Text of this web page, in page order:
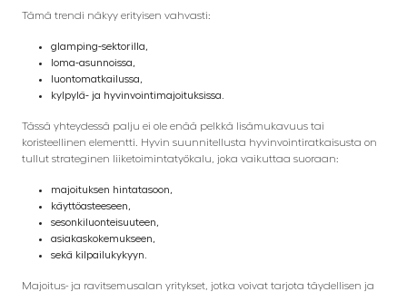
Tämä trendi näkyy erityisen vahvasti:
glamping-sektorilla,
loma-asunnoissa,
luontomatkailussa,
kylpylä- ja hyvinvointimajoituksissa.
Tässä yhteydessä palju ei ole enää pelkkä lisämukavuus tai
koristeellinen elementti. Hyvin suunnitellusta hyvinvointiratkaisusta on
tullut strateginen liiketoimintatyökalu, joka vaikuttaa suoraan:
majoituksen hintatasoon,
käyttöasteeseen,
sesonkiluonteisuuteen,
asiakaskokemukseen,
sekä kilpailukykyyn.
Majoitus- ja ravitsemusalan yritykset, jotka voivat tarjota täydellisen ja